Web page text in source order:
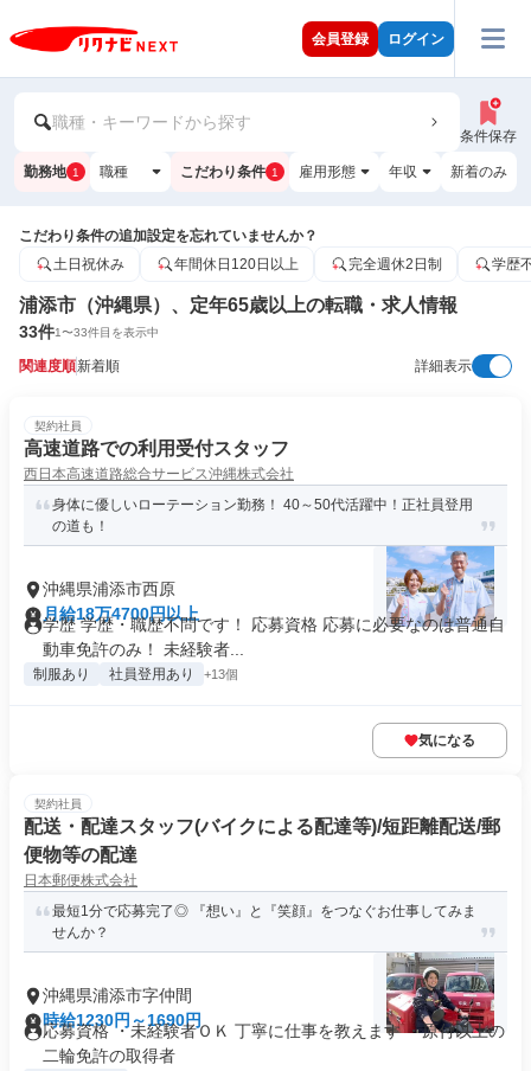
会員登録 ログイン
職種・キーワードから探す
条件保存
勤務地 1 職種 こだわり条件 1 雇用形態 年収 新着のみ
こだわり条件の追加設定を忘れていませんか？
土日祝休み
年間休日120日以上 完全週休2日制 学歴
浦添市（沖縄県）、定年65歳以上の転職・求人情報
33件1〜33件目を表示中
関連度順新着順 詳細表示
契約社員
高速道路での利用受付スタッフ
西日本高速道路総合サービス沖縄株式会社
身体に優しいローテーション勤務！ 40～50代活躍中！正社員登用
の道も！
沖縄県浦添市西原
月給18万4700円以上
学歴 学歴・職歴不問です！ 応募資格 応募に必要なのは普通自
動車免許のみ！ 未経験者...
制服あり 社員登用あり +13個
気になる
契約社員
配送・配達スタッフ(バイクによる配達等)/短距離配送/郵
便物等の配達
日本郵便株式会社
最短1分で応募完了◎ 『想い』と『笑顔』をつなぐお仕事してみま
せんか？
沖縄県浦添市字仲間
時給1230円～1690円
応募資格 ・未経験者ＯＫ 丁寧に仕事を教えます ・原付以上の
二輪免許の取得者